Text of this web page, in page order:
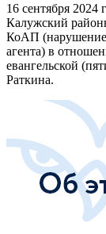
16 сентября 2024
Калужский
КоАП (нарушение
агента) в
евангельской
Раткина.